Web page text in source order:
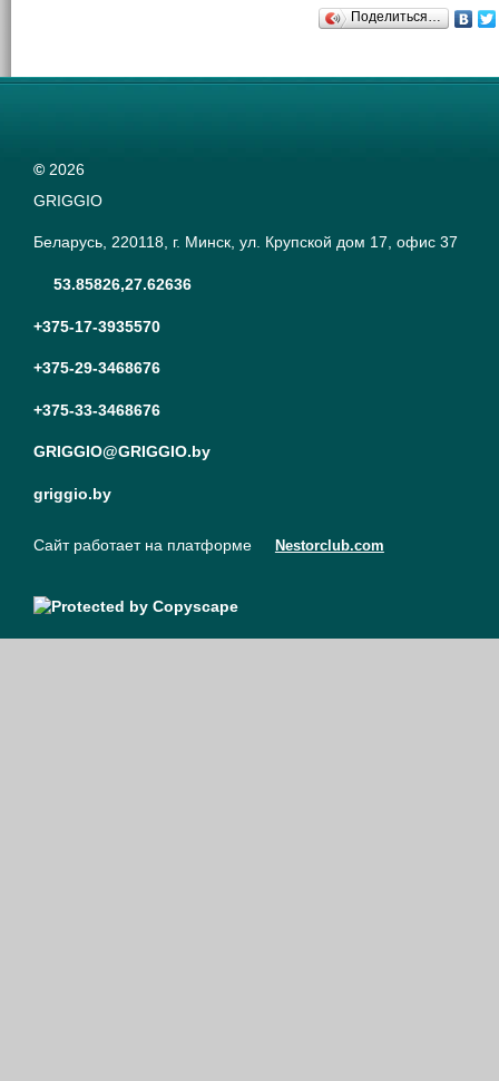
Поделиться…
© 2026
GRIGGIO
Беларусь, 220118, г. Минск, ул. Крупской дом 17, офис 37
53.85826,27.62636
+375-17-3935570
+375-29-3468676
+375-33-3468676
GRIGGIO@GRIGGIO.by
griggio.by
Сайт работает на платформе Nestorclub.com